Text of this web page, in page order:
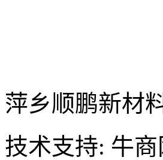
萍乡顺鹏新
技术支持: 牛